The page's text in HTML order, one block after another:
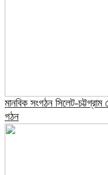
মানবিক সংগঠন সিলেট-
গঠন